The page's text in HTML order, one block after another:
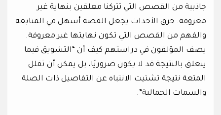
جاذبية من القصص التي تتركنا معلقين بنهاية غير
معروفة. حرق الأحداث يجعل القصة أسهل في المتابعة
والفهم من القصص التي تكون نهايتها غير معروفة.
يصف المؤلفون في دراستهم كيف أن “التشويق فيما
يتعلق بالنتيجة قد لا يكون ضروريًا، بل يمكن أن ثقلل
المتعة نتيجة تشتيت الانتباه عن التفاصيل ذات الصلة
والسمات الجمالية”.